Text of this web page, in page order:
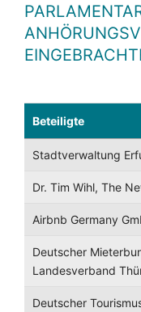
Beteiligte
Stadtverwaltung
Dr. Tim Wihl, The
Airbnb Germany
Deutscher
Landesverband
Deutscher